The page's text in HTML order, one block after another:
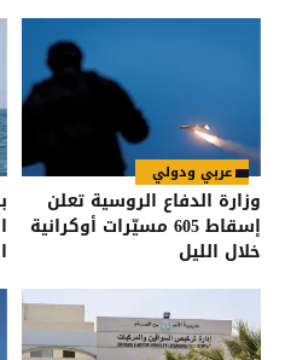
عربي ودولي
وزارة الدفاع الروسية تعلن
إسقاط 605 مسيّرات أوكرانية
خلال الليل